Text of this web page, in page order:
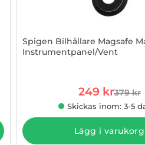
Spigen Bilhållare Magsafe
Instrumentpanel/Vent
rea pris
249 kr379 kr
Skickas inom: 3-5
Lägg i varukorg